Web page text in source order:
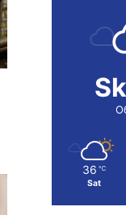
36 ℃
Sat